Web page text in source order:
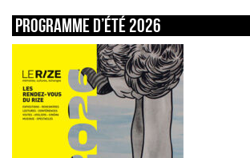
Programme d’été 2026